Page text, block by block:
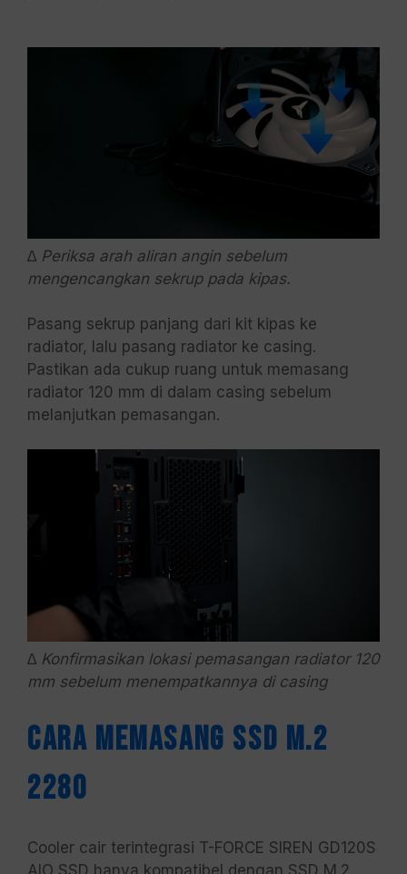
∆ Periksa arah aliran angin sebelum
mengencangkan sekrup pada kipas.
Pasang sekrup panjang dari kit kipas ke
radiator, lalu pasang radiator ke casing.
Pastikan ada cukup ruang untuk memasang
radiator 120 mm di dalam casing sebelum
melanjutkan pemasangan.
∆ Konfirmasikan lokasi pemasangan radiator 120
mm sebelum menempatkannya di casing
Cara Memasang SSD M.2
2280
Cooler cair terintegrasi T-FORCE SIREN GD120S
AIO SSD hanya kompatibel dengan SSD M.2